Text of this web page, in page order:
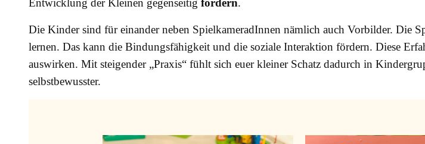
Entwicklung der Kleinen gegenseitig fördern.
Die Kinder sind für einander neben SpielkameradInnen nämlich auch Vorbilder. Die
lernen. Das kann die Bindungsfähigkeit und die soziale Interaktion fördern. Diese
auswirken. Mit steigender „Praxis“ fühlt sich euer kleiner Schatz dadurch in
selbstbewusster.